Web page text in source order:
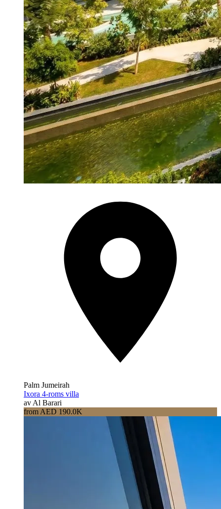
Palm Jumeirah
Ixora 4-roms villa
av Al Barari
from AED 190.0K